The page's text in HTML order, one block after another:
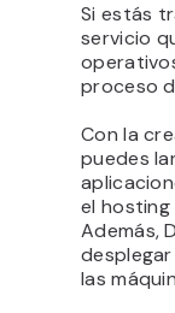
Si estás
servicio
proceso
Con la
puedes
el hosting
Además,
las